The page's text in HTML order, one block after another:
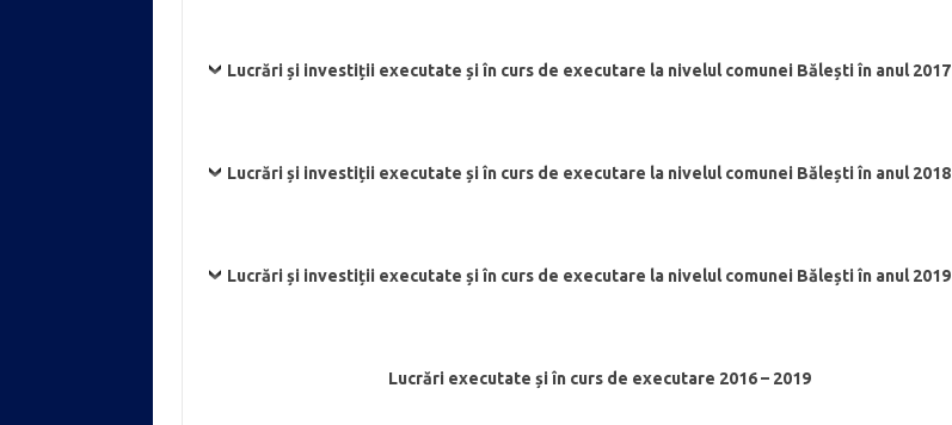
Lucrări și investiții executate și în curs de executare la nivelul comunei Bălești în anul2017
Lucrări și investiții executate și în curs de executare la nivelul comunei Bălești în anul2018
Lucrări și investiții executate și în curs de executare la nivelul comunei Bălești în anul 2019
Lucrări executate și în curs de executare 2016 – 2019